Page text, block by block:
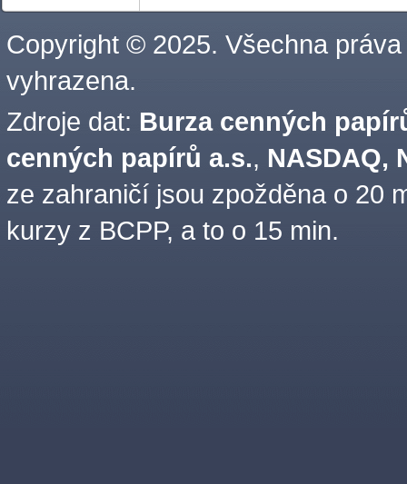
Copyright © 2025. Všechna práva
vyhrazena.
Zdroje dat: Burza cenných
cenných papírů a.s., NASDAQ,
ze zahraničí jsou zpožděna o 20
kurzy z BCPP, a to o 15 min.